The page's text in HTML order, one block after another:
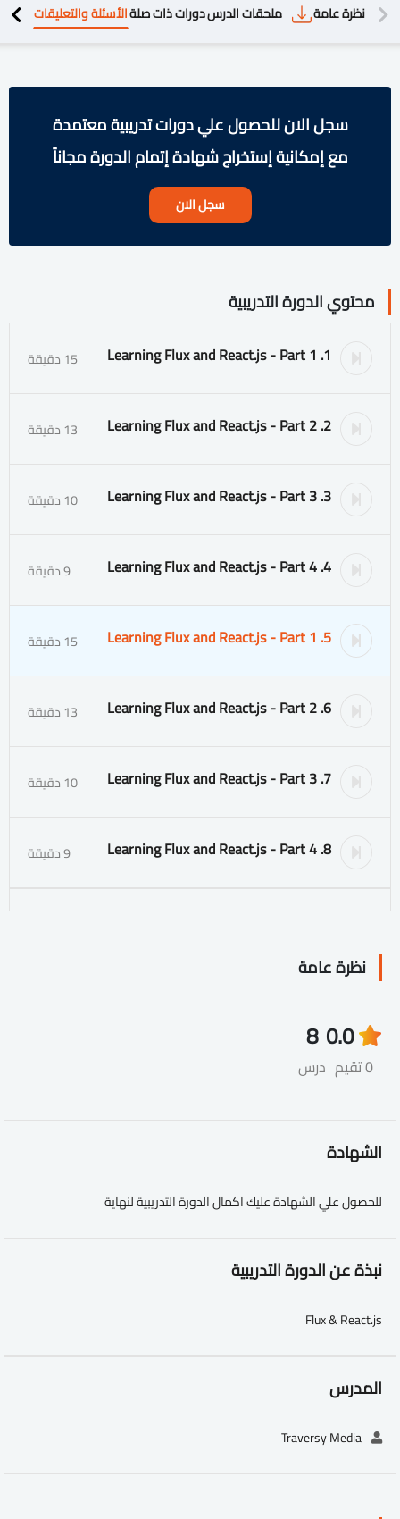
نظرة عامة ملحقات الدرسدورات ذات صلةالأسئلة والتعليقات
سجل الان للحصول علي دورات تدريبية معتمدة
مع إمكانية إستخراج شهادة إتمام الدورة مجاناً
سجل الان
محتوي الدورة التدريبية
1. Learning Flux and React.js - Part 1 15 دقيقة
2. Learning Flux and React.js - Part 2 13 دقيقة
3. Learning Flux and React.js - Part 3 10 دقيقة
4. Learning Flux and React.js - Part 4 9 دقيقة
5. Learning Flux and React.js - Part 1 15 دقيقة
6. Learning Flux and React.js - Part 2 13 دقيقة
7. Learning Flux and React.js - Part 3 10 دقيقة
8. Learning Flux and React.js - Part 4 9 دقيقة
نظرة عامة
0.0
0 تقيم
8
درس
الشهادة
للحصول علي الشهادة عليك اكمال الدورة التدريبية لنهاية
نبذة عن الدورة التدريبية
Flux & React.js
المدرس